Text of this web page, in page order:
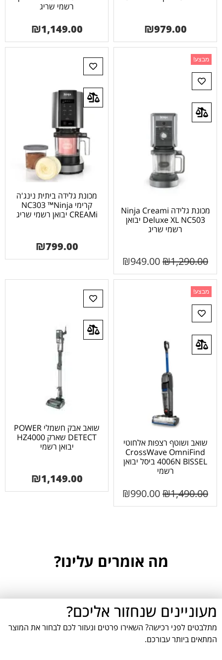
₪979.00
רשמי שריג
₪1,149.00
מבצע!
מכונת גלידה Ninja Creami
Deluxe XL NC503 יבואן
רשמי שריג
₪1,290.00
₪949.00
מכונת גלידה ביתית נינג'ה
קרימי NC303 ™Ninja
CREAMi יבואן רשמי שריג
₪799.00
מבצע!
שואב ושוטף רצפות אלחוטי
CrossWave OmniFind
4006N BISSEL ביסל יבואן
רשמי
₪1,490.00
₪990.00
שואב אבק חשמלי POWER
DETECT שארק HZ4000
יבואן רשמי
₪1,149.00
מה אומרים עלינו?
מעוניינים שנחזור אליכם?
מתלבטים לפני רכישה? השאירו פרטים ונעזור לכם לבחור את המוצר
המתאים ביותר עבורכם.